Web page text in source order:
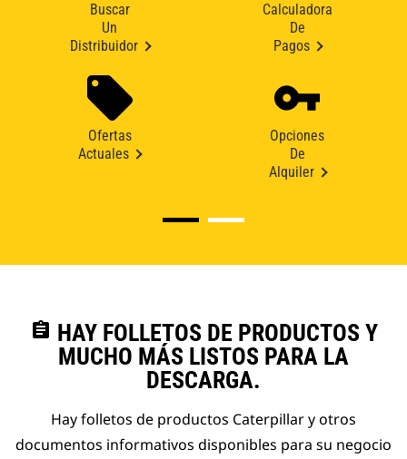
Buscar
Un
Distribuidor
Calculadora
De
Pagos
Ofertas
Actuales
Opciones
De
Alquiler
assignment HAY FOLLETOS DE PRODUCTOS Y
MUCHO MÁS LISTOS PARA LA
DESCARGA.
Hay folletos de productos Caterpillar y otros
documentos informativos disponibles para su negocio